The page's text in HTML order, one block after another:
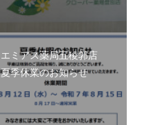
エミアス薬局五稜郭店
夏季休業のお知らせ